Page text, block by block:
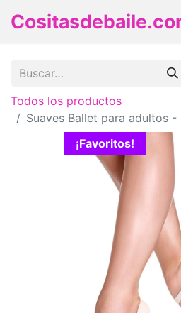
Todos los productos
Suaves Ballet para adultos -
¡Favoritos!